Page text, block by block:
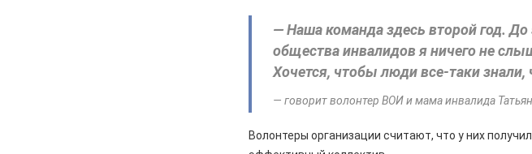
— Наша команда здесь второй год. До
общества инвалидов я ничего не
Хочется, чтобы люди все-таки знали,
— говорит волонтер ВОИ и мама инвалида
Волонтеры организации считают, что у них